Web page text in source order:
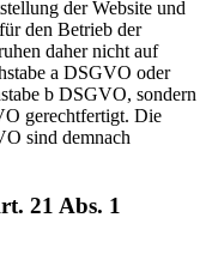
der Website und
den Betrieb der
daher nicht auf
a DSGVO oder
b DSGVO, sondern
gerechtfertigt. Die
sind demnach
21 Abs. 1